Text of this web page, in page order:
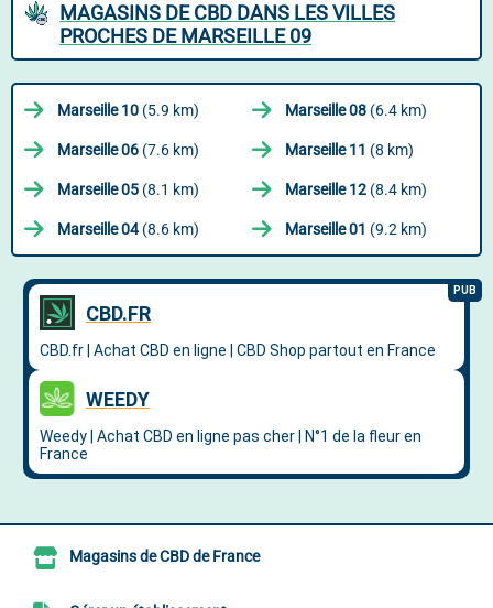
MAGASINS DE CBD DANS LES VILLES
PROCHES DE MARSEILLE 09
Marseille 10 (5.9 km) Marseille 08 (6.4 km)
Marseille 06 (7.6 km) Marseille 11 (8 km)
Marseille 05 (8.1 km) Marseille 12 (8.4 km)
Marseille 04(8.6 km) Marseille 01 (9.2 km)
Magasins de CBD de France